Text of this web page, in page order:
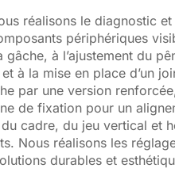
réalisons le diagnostic
périphériques
à l’ajustement du
à la mise en place d’un
par une version
de fixation pour un
cadre, du jeu vertical et
Nous réalisons les
durables et